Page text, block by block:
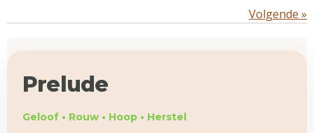
Volgende »
Prelude
Geloof • Rouw • Hoop • Herstel